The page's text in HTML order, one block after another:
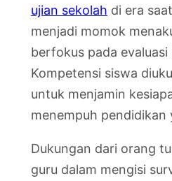
ujian sekolah di era
menjadi momok
berfokus pada
Kompetensi siswa
untuk menjamin
menempuh pendidikan
Dukungan dari orang
guru dalam mengisi